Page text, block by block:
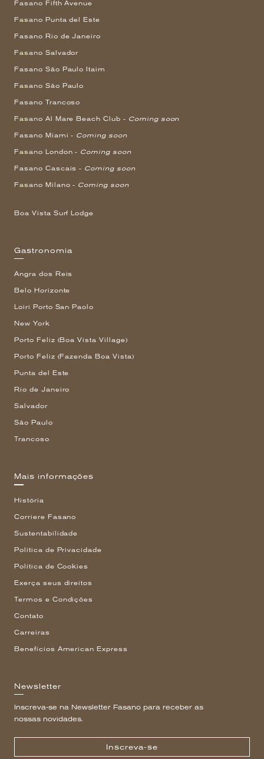
Fasano Fifth Avenue
Fasano Punta del Este
Fasano Rio de Janeiro
Fasano Salvador
Fasano São Paulo Itaim
Fasano São Paulo
Fasano Trancoso
Fasano Al Mare Beach Club - Coming soon
Fasano Miami - Coming soon
Fasano London - Coming soon
Fasano Cascais - Coming soon
Fasano Milano - Coming soon
Boa Vista Surf Lodge
Gastronomia
Angra dos Reis
Belo Horizonte
Loiri Porto San Paolo
New York
Porto Feliz (Boa Vista Village)
Porto Feliz (Fazenda Boa Vista)
Punta del Este
Rio de Janeiro
Salvador
São Paulo
Trancoso
Mais informações
História
Corriere Fasano
Sustentabilidade
Política de Privacidade
Política de Cookies
Exerça seus direitos
Termos e Condições
Contato
Carreiras
Benefícios American Express
Newsletter
Inscreva-se na Newsletter Fasano para receber as
nossas novidades.
Inscreva-se